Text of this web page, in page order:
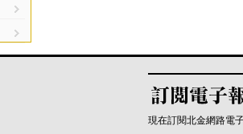
現在訂閱北金網路電